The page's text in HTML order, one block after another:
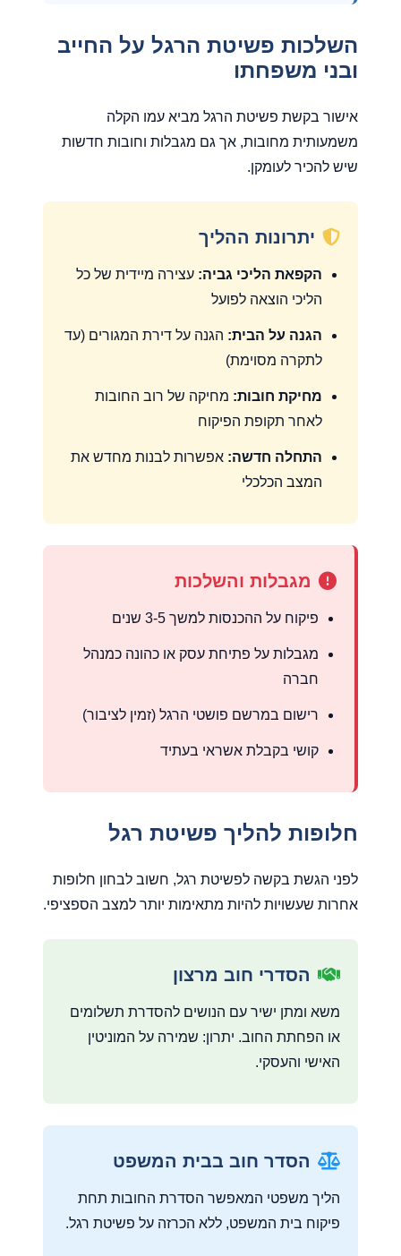
השלכות פשיטת הרגל על החייב
ובני משפחתו
אישור בקשת פשיטת הרגל מביא עמו הקלה
משמעותית מחובות, אך גם מגבלות וחובות חדשות
שיש להכיר לעומקן.
יתרונות ההליך
הקפאת הליכי גביה: עצירה מיידית של כל
הליכי הוצאה לפועל
הגנה על הבית: הגנה על דירת המגורים (עד
לתקרה מסוימת)
מחיקת חובות: מחיקה של רוב החובות
לאחר תקופת הפיקוח
התחלה חדשה: אפשרות לבנות מחדש את
המצב הכלכלי
מגבלות והשלכות
פיקוח על ההכנסות למשך 3-5 שנים
מגבלות על פתיחת עסק או כהונה כמנהל
חברה
רישום במרשם פושטי הרגל (זמין לציבור)
קושי בקבלת אשראי בעתיד
חלופות להליך פשיטת רגל
לפני הגשת בקשה לפשיטת רגל, חשוב לבחון חלופות
אחרות שעשויות להיות מתאימות יותר למצב הספציפי.
הסדרי חוב מרצון
משא ומתן ישיר עם הנושים להסדרת תשלומים
או הפחתת החוב. יתרון: שמירה על המוניטין
האישי והעסקי.
הסדר חוב בבית המשפט
הליך משפטי המאפשר הסדרת החובות תחת
פיקוח בית המשפט, ללא הכרזה על פשיטת רגל.